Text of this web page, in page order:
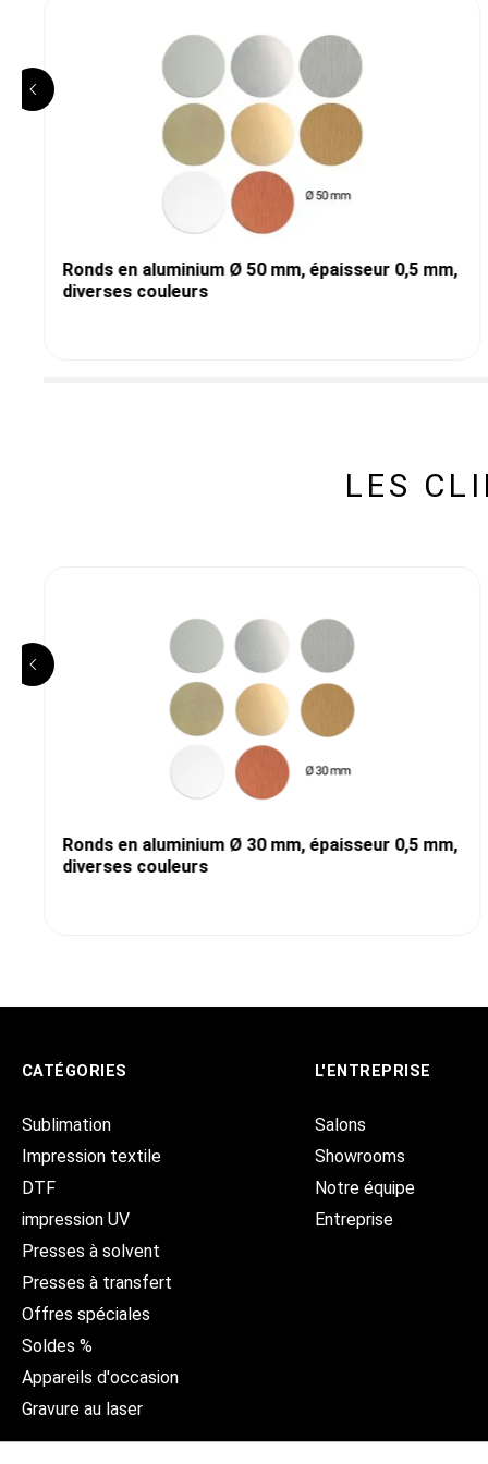
Ronds en aluminium Ø 50 mm, épaisseur 0,5 mm,
diverses couleurs
LES
Ronds en aluminium Ø 30 mm, épaisseur 0,5 mm,
diverses couleurs
CATÉGORIES
Sublimation
Impression textile
DTF
impression UV
Presses à solvent
Presses à transfert
Offres spéciales
Soldes %
Appareils d'occasion
Gravure au laser
L'ENTREPRISE
Salons
Showrooms
Notre équipe
Entreprise